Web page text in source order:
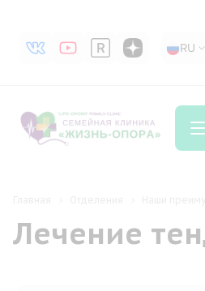
RU
RU
Лечение